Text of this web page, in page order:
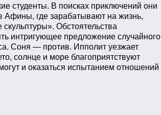
студенты. В поисках приключений они
Афины, где зарабатывают на жизнь,
Обстоятельства
интригующее предложение случайного
Соня — против. Ипполит уезжает
солнце и море благоприятствуют
и оказаться испытанием отношений